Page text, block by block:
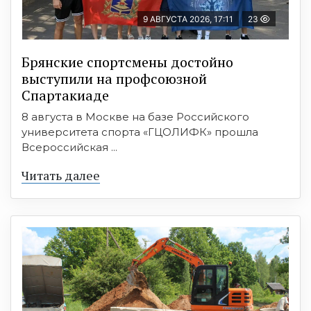
9 АВГУСТА 2026, 17:11 23
Брянские спортсмены достойно
выступили на профсоюзной
Спартакиаде
8 августа в Москве на базе Российского
университета спорта «ГЦОЛИФК» прошла
Всероссийская ...
Читать далее